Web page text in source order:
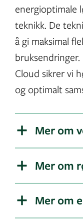
energioptimale
teknikk. De
å gi maksimal
Cloud sikrer vi
og optimalt
Mer om
Mer om
Mer om